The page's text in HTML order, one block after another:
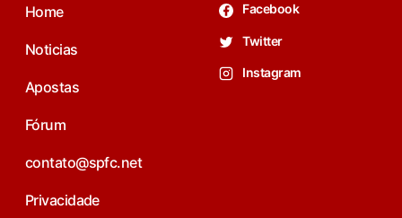
Home
Noticias
Apostas
Fórum
contato@spfc.net
Privacidade
Facebook
Twitter
Instagram